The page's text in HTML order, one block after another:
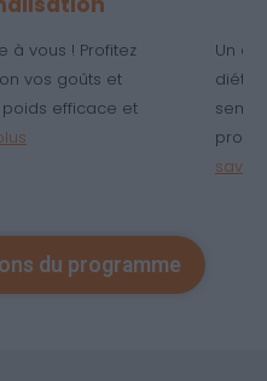
à vous ! Profitez
vos goûts et
efficace et
Un
du programme